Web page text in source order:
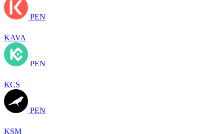
PEN
KAVA
PEN
KCS
PEN
KSM